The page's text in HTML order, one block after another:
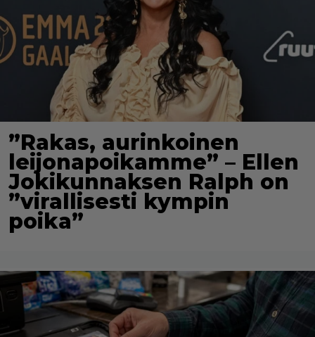
”Rakas, aurinkoinen
leijonapoikamme” – Ellen
Jokikunnaksen Ralph on
”virallisesti kympin
poika”